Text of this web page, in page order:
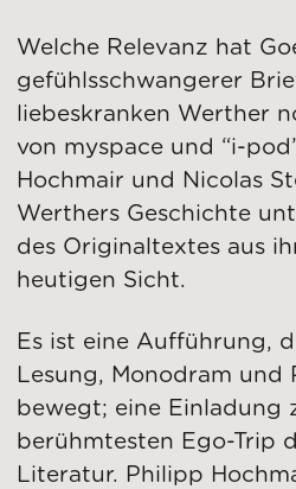
Welche Relevanz hat
gefühlsschwangerer
liebeskranken Werther
von myspace und “i-
Hochmair und Nicolas
Werthers Geschichte
des Originaltextes aus
heutigen Sicht.
Es ist eine Aufführung,
Lesung, Monodram und
bewegt; eine Einladung
berühmtesten Ego-Trip
Literatur. Philipp